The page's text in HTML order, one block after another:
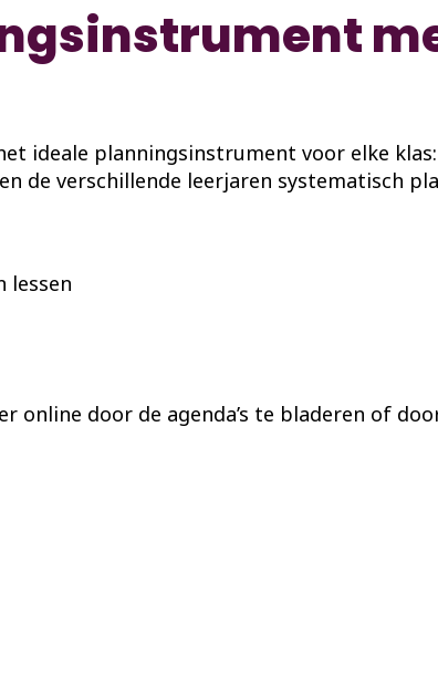
ideale planningsinstrument voor elke
de verschillende leerjaren systematisch
lessen
online door de agenda’s te bladeren of